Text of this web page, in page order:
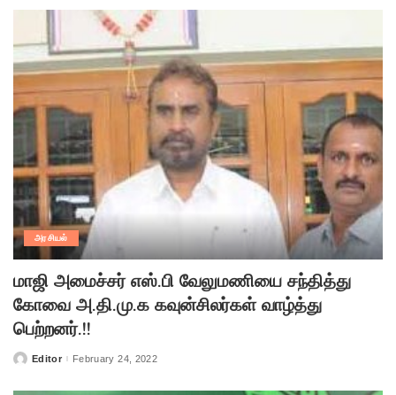
அரசியல்
மாஜி அமைச்சர் எஸ்.பி வேலுமணியை சந்தித்து
கோவை அ.தி.மு.க கவுன்சிலர்கள் வாழ்த்து
பெற்றனர்.!!
PostedEditor February 24, 2022